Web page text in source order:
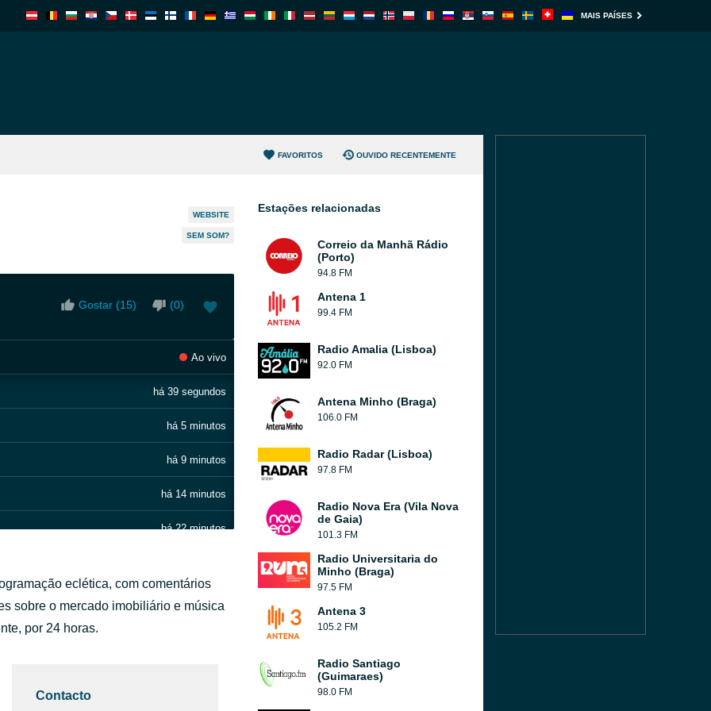
MAIS PAÍSES
FAVORITOS OUVIDO RECENTEMENTE
WEBSITE
SEM SOM?
Gostar (15) (0)
Ao vivo
há 39 segundos
há 5 minutos
há 9 minutos
há 14 minutos
há 22 minutos
Version)
eclética, com comentários
sobre o mercado imobiliário e música
por 24 horas.
Contacto
Estações relacionadas
Correio da Manhã Rádio
(Porto)
94.8 FM
Antena 1
99.4 FM
Radio Amalia (Lisboa)
92.0 FM
Antena Minho (Braga)
106.0 FM
Radio Radar (Lisboa)
97.8 FM
Radio Nova Era (Vila Nova
de Gaia)
101.3 FM
Radio Universitaria do
Minho (Braga)
97.5 FM
Antena 3
105.2 FM
Radio Santiago
(Guimaraes)
98.0 FM